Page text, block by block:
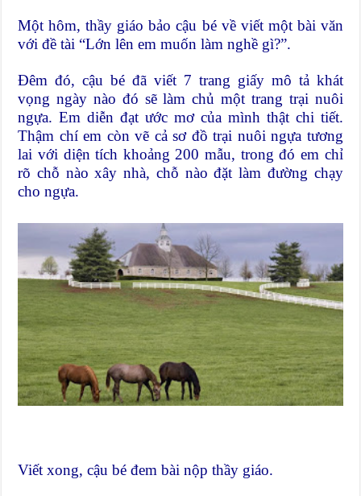
Một hôm, thầy giáo bảo cậu bé về viết một bài văn
với đề tài “Lớn lên em muốn làm nghề gì?”.
Đêm đó, cậu bé đã viết 7 trang giấy mô tả khát
vọng ngày nào đó sẽ làm chủ một trang trại nuôi
ngựa. Em diễn đạt ước mơ của mình thật chi tiết.
Thậm chí em còn vẽ cả sơ đồ trại nuôi ngựa tương
lai với diện tích khoảng 200 mẫu, trong đó em chỉ
rõ chỗ nào xây nhà, chỗ nào đặt làm đường chạy
cho ngựa.
Viết xong, cậu bé đem bài nộp thầy giáo.